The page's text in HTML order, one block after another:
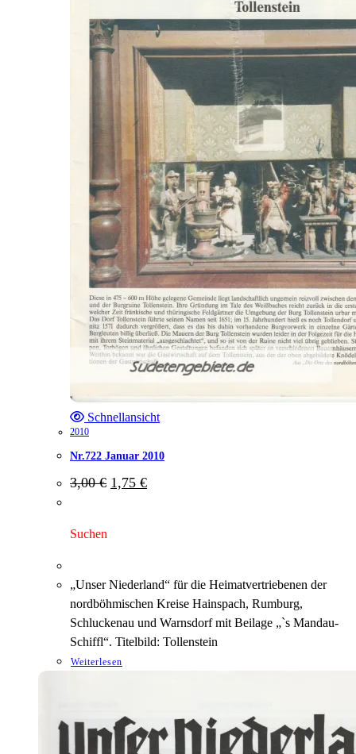
Schnellansicht
2010
Nr.722 Januar 2010
3,00€ Ursprünglicher
Preis
1,75 €Aktueller
Preis
Suchen
„Unser Niederland“ für die Heimatvertriebenen der
nordböhmischen Kreise Hainspach, Rumburg,
Schluckenau und Warnsdorf mit Beilage „`s Mandau-
Schiffl“. Titelbild: Tollenstein
Weiterlesen